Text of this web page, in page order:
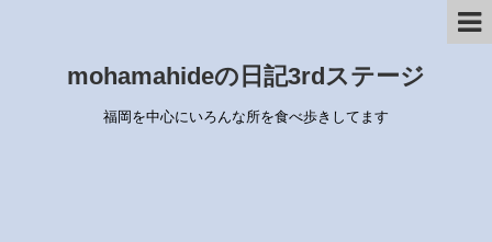
mohamahideの日記3rdステージ
福岡を中心にいろんな所を食べ歩きしてます